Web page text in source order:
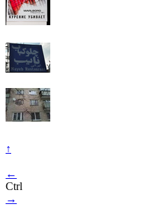
↑
←
Ctrl
→